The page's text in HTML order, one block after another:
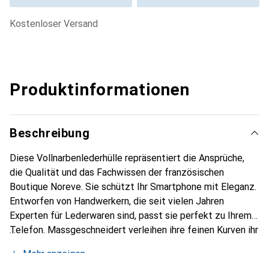
kostenloser Versand
Produktinformationen
Beschreibung
Diese Vollnarbenlederhülle repräsentiert die Ansprüche,
die Qualität und das Fachwissen der französischen
Boutique Noreve. Sie schützt Ihr Smartphone mit Eleganz.
Entworfen von Handwerkern, die seit vielen Jahren
Experten für Lederwaren sind, passt sie perfekt zu Ihrem
Telefon. Massgeschneidert verleihen ihre feinen Kurven ihr